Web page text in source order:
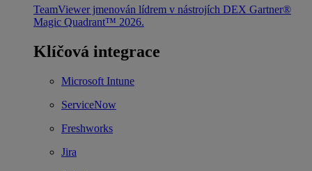
TeamViewer jmenován lídrem v nástrojích DEX Gartner®
Magic Quadrant™ 2026.
Klíčová integrace
Microsoft Intune
ServiceNow
Freshworks
Jira